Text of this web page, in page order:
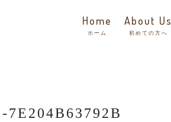
Home
ホーム
About Us
初めての方へ
7E204B63792B